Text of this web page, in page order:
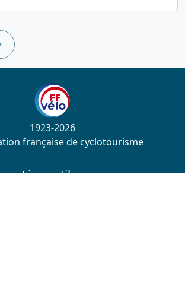
1923-2026
française de cyclotourisme
Liens utiles